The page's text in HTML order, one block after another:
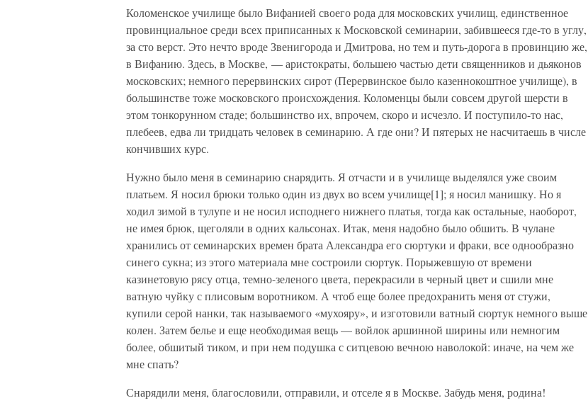
Коломенское училище было Вифанией своего рода для московских училищ, единственное
провинциальное среди всех приписанных к Московской семинарии, забившееся где-то в углу,
за сто верст. Это нечто вроде Звенигорода и Дмитрова, но тем и путь-дорога в провинцию же,
в Вифанию. Здесь, в Москве, — аристократы, большею частью дети священников и дьяконов
московских; немного перервинских сирот (Перервинское было казеннокоштное училище), в
большинстве тоже московского происхождения. Коломенцы были совсем другой шерсти в
этом тонкорунном стаде; большинство их, впрочем, скоро и исчезло. И поступило-то нас,
плебеев, едва ли тридцать человек в семинарию. А где они? И пятерых не насчитаешь в числе
кончивших курс.
Нужно было меня в семинарию снарядить. Я отчасти и в училище выделялся уже своим
платьем. Я носил брюки только один из двух во всем училище[1]; я носил манишку. Но я
ходил зимой в тулупе и не носил исподнего нижнего платья, тогда как остальные, наоборот,
не имея брюк, щеголяли в одних кальсонах. Итак, меня надобно было обшить. В чулане
хранились от семинарских времен брата Александра его сюртуки и фраки, все однообразно
синего сукна; из этого материала мне состроили сюртук. Порыжевшую от времени
казинетовую рясу отца, темно-зеленого цвета, перекрасили в черный цвет и сшили мне
ватную чуйку с плисовым воротником. А чтоб еще более предохранить меня от стужи,
купили серой нанки, так называемого «мухояру», и изготовили ватный сюртук немного выше
колен. Затем белье и еще необходимая вещь — войлок аршинной ширины или немногим
более, обшитый тиком, и при нем подушка с ситцевою вечною наволокой: иначе, на чем же
мне спать?
Снарядили меня, благословили, отправили, и отселе я в Москве. Забудь меня, родина!